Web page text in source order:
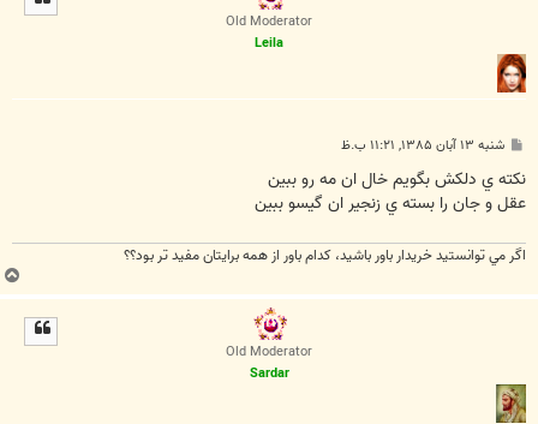
Old Moderator
Leila
پ
ت
شنبه ۱۳ آبان ۱۳۸۵, ۱۱:۲۱ ب.ظ
نكته ي دلكش بگويم خال ان مه رو ببين
عقل و جان را بسته ي زنجير ان گيسو ببين
اگر مي توانستيد خريدار باور باشيد، كدام باور از همه برايتان مفيد تر بود؟؟
ب
ا
Old Moderator
Sardar